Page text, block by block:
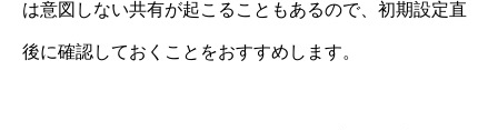
は意図しない共有が起こることもあるので、初期設定直
後に確認しておくことをおすすめします。